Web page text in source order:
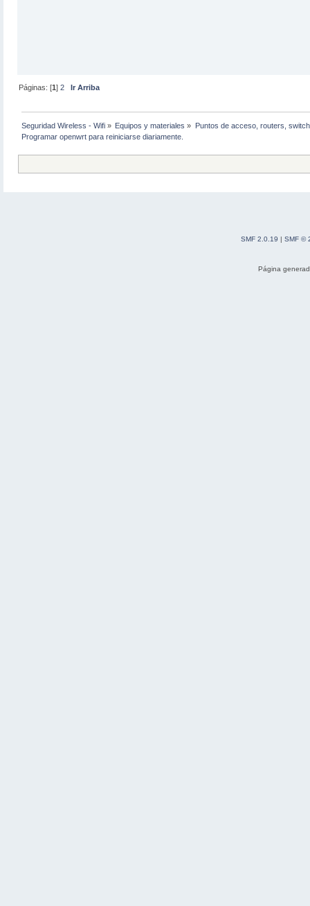
Páginas: [1]2 Ir Arriba
Seguridad Wireless - Wifi » Equipos y materiales »
Puntos de acceso, routers,
Programar openwrt para reiniciarse diariamente.
SMF 2.0.19 | SMF ©
Página